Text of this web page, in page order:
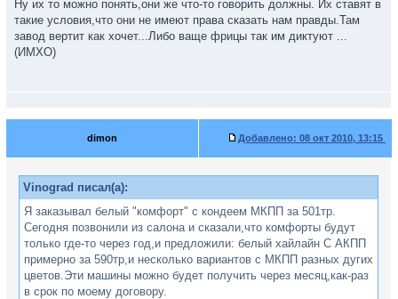
Ну их то можно понять,они же что-то говорить должны. Их ставят в
такие условия,что они не имеют права сказать нам правды.Там
завод вертит как хочет...Либо ваще фрицы так им диктуют ...
(ИМХО)
dimon Добавлено: 08 окт 2010, 13:15
Vinograd писал(а):
Я заказывал белый "комфорт" с кондеем МКПП за 501тр.
Сегодня позвонили из салона и сказали,что комфорты будут
только где-то через год,и предложили: белый хайлайн С АКПП
примерно за 590тр,и несколько вариантов с МКПП разных дугих
цветов.Эти машины можно будет получить через месяц,как-раз
в срок по моему договору.